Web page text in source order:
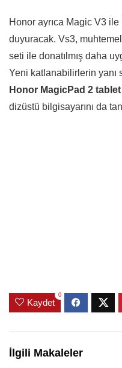
Honor ayrıca Magic V3
duyuracak. Vs3,
seti ile donatılmış daha
Yeni katlanabilirlerin yanı
Honor MagicPad 2
dizüstü bilgisayarını da
Kaydet
0
İlgili Makaleler